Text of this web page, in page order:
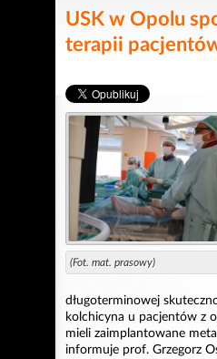
USK w Opolu
terapii
(Fot. mat. prasowy)
długoterminowej
kolchicyna u pacjentów z
mieli zaimplantowane
informuje prof. Grzegorz